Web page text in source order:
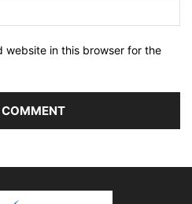
website in this browser for the